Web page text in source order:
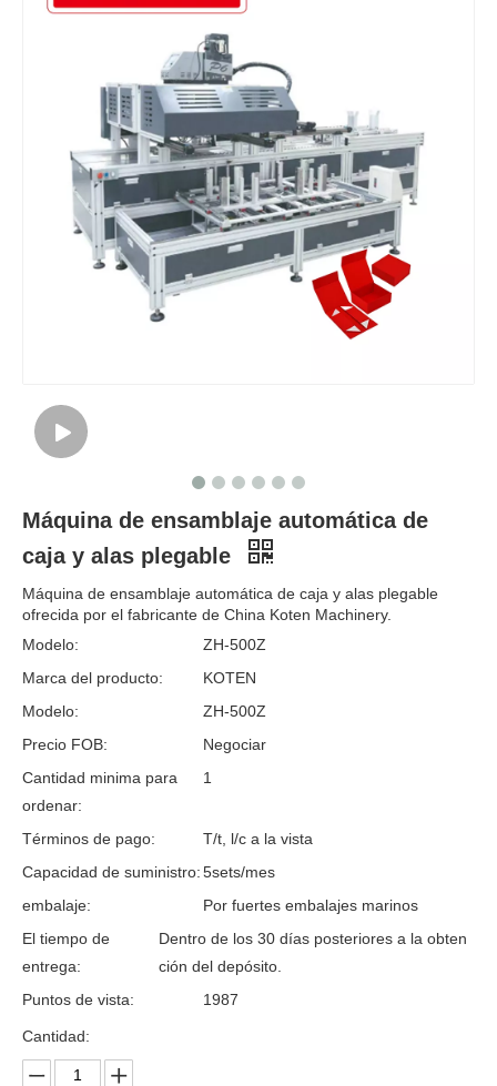
Máquina de ensamblaje automática de
caja y alas plegable
Máquina de ensamblaje automática de caja y alas plegable
ofrecida por el fabricante de China Koten Machinery.
Modelo:
ZH-500Z
Marca del producto:
KOTEN
Modelo:
ZH-500Z
Precio FOB:
Negociar
Cantidad minima para
ordenar:
1
Términos de pago:
T/t, l/c a la vista
Capacidad de suministro:5sets/mes
embalaje:
Por fuertes embalajes marinos
El tiempo de
entrega:
Dentro de los 30 días posteriores a la obten
ción del depósito.
Puntos de vista:
1987
Cantidad: